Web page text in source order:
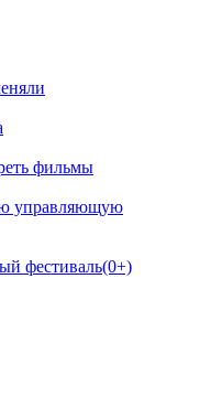
фильмы
управляющую
фестиваль(0+)